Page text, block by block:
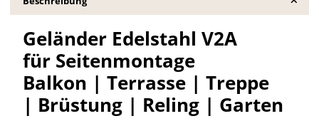
Geländer Edelstahl V2A
für Seitenmontage
Balkon | Terrasse | Treppe
| Brüstung | Reling | Garten